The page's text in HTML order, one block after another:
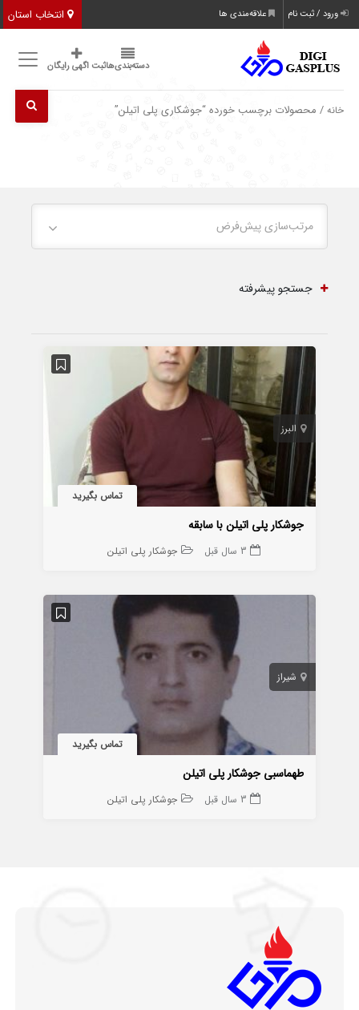
انتخاب استان ورود / ثبت نام علاقه‌مندی ها
دسته‌بندی‌هاثبت اگهی رایگان
خانه / محصولات برچسب خورده “جوشکاری پلی اتیلن”
مرتب‌سازی پیش‌فرض
جستجو پیشرفته
البرز
تماس بگیرید
جوشکار پلی اتیلن با سابقه
3 سال قبل جوشکار پلی اتیلن
شیراز
تماس بگیرید
طهماسبی جوشکار پلی اتیلن
3 سال قبل جوشکار پلی اتیلن